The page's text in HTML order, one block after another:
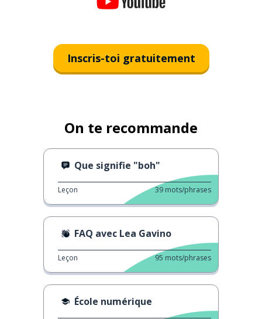
Inscris-toi gratuitement
On te recommande
Que signifie "boh"
Leçon 39 mots/phrases
FAQ avec Lea Gavino
Leçon 95 mots/phrases
École numérique